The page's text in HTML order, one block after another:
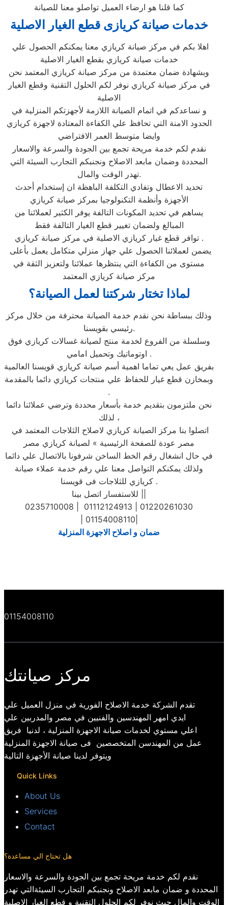
كما قلنا هو ارضاء العميل تواصلو معنا للصيانة
خدمات صيانة كريازى قطع الغيار الاصلية
خدمات صيانة كريازي بقطع الغيار الاصلية
وبشهادة ضمان معتمدة من مركز صيانة كريازي المعتمد نحن
في مركز صيانة كريازي نوفر لكم الحلول التقنية وقطع الغيار
الاصلية
و نساعدكم في اتمام الصيانة اللازمة لأجهزتكم المنزلية في
الحدود الامنة التي تحافظ علي الكفاءة المعتادة لاجهزة كريازي
وايضا متوسط العمر الافتراضي
نقدم لكم خدمة مريحة تجمع بين الجودة والسرعة والاسعار
المحددة وضمان مابعد الاصلاح ونجنبكم التجارب السيئة التي
تهدر الوقت والمال.
تحديد الاعطال وتفادي التكلفة الباهظة ان إستخدام أحدث
الأجهزة وأنظمة التكنولوجيا بمركز صيانة كريازي
يساهم في تحديد المكونات التالفة يوفر الكثير لعملائنا من
المبالغ ولضمان تغيير قطع الغيار التالفة فقط
توافر قطع غيار كريازي الاصلية في مركز صيانة كريازي .
مستوى من الكفاءة التي ينتظرها عملائنا ولتعزيز الثقة في
مركز صيانة كريازي المعتمد
لماذا تختار شركتنا لعمل الصيانة؟
وذلك ببساطة نحن نقدم خدمة الصيانة محترفة من خلال مركز
رئيسي بقويسنا.
وسلسلة من الفروع لخدمة منتج لصيانة غسالات كريازي فوق
اوتوماتيك وتحميل امامي .
بفريق عمل يعي تماما اهمية أسم صيانة كريازي قويسنا العالمية
وبمخازن قطع غيار للحفاظ علي منتجات كريازي دائما بالمقدمة
.
نحن ملتزمون بتقديم خدمة بأسعار محددة وترضي عملائنا دائما
لذلك ،
مصر عودة للصفحة الرئيسية » لصيانة كريازي مصر
في حال انشغال رقم الخط الساخن شرفونا بالاتصال علي دائما
ولذلك يمكنكم التواصل معنا علي رقم خدمة عملاء صيانة
كريازي للثلاجات فى قويسنا .
0235710008 | 01112124913 | 01220261030
| 01154008110|
ضمان و اصلاح الاجهزة المنزلية
01154008110
مركز صيانتك
تقدم الشركة خدمة الاصلاح الفورية في منزل العميل علي
ايدي امهر المهندسين والفنيين في مصر والمدربين علي
اعلي مستوي لخدمات صيانة الاجهزة المنزلية ، لدنيا فريق
عمل من المهندسن المتخصصين فى صيانة الاجهزة المنزلية
ويتوفر لدينا صيانة الأجهزة التالية
Quick Links
About Us
Services
Contact
هل تحتاج الي مساعدة؟
نقدم لكم خدمة مريحة تجمع بين الجودة والسرعة والاسعار
المحددة و ضمان مابعد الاصلاح ونجنبكم التجارب السيئةالتي تهدر
الوقت والمال حيث نوفر لكم الحلول التقنية و قطع الغيار الاصلية